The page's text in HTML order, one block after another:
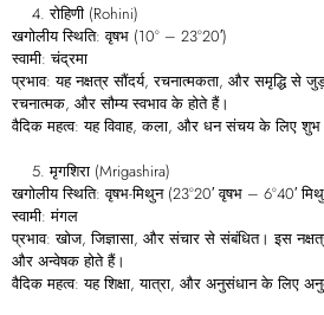
रोहिणी (Rohini)
खगोलीय स्थिति: वृषभ (10° – 23°20′)
स्वामी: चंद्रमा
प्रभाव: यह नक्षत्र सौंदर्य, रचनात्मकता, और समृद्धि से
रचनात्मक, और सौम्य स्वभाव के होते हैं।
वैदिक महत्व: यह विवाह, कला, और धन संचय के लिए शुभ
मृगशिरा (Mrigashira)
खगोलीय स्थिति: वृषभ-मिथुन (23°20′ वृषभ – 6°40′
स्वामी: मंगल
प्रभाव: खोज, जिज्ञासा, और संचार से संबंधित। इस
और अन्वेषक होते हैं।
वैदिक महत्व: यह शिक्षा, यात्रा, और अनुसंधान के लिए